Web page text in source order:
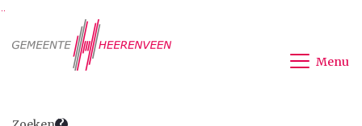
Ga naar de inhoud van deze pagina
Ga naar het zoeken
Ga naar het menu
Menu